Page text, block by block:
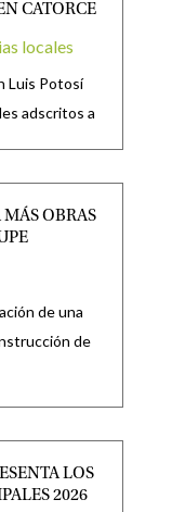
CATORCE
locales
Luis Potosí
adscritos a
OBRAS
de una
de
LOS
2026